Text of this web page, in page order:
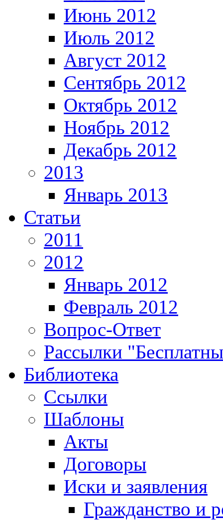
Июнь 2012
Июль 2012
Август 2012
Сентябрь 2012
Октябрь 2012
Ноябрь 2012
Декабрь 2012
2013
Январь 2013
Статьи
2011
2012
Январь 2012
Февраль 2012
Вопрос-Ответ
Рассылки
Библиотека
Ссылки
Шаблоны
Акты
Договоры
Иски и заявления
Гражданство и